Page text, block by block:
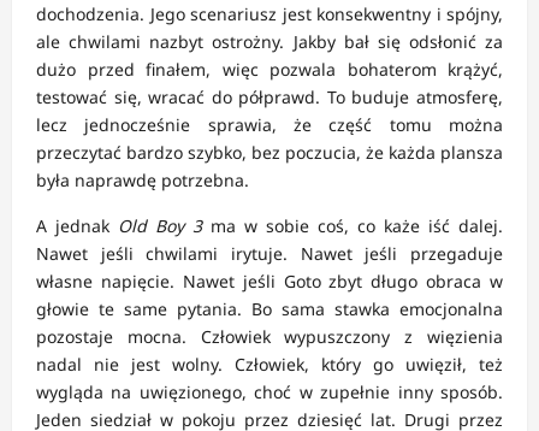
dochodzenia. Jego scenariusz jest konsekwentny i spójny,
ale chwilami nazbyt ostrożny. Jakby bał się odsłonić za
dużo przed finałem, więc pozwala bohaterom krążyć,
testować się, wracać do półprawd. To buduje atmosferę,
lecz jednocześnie sprawia, że część tomu można
przeczytać bardzo szybko, bez poczucia, że każda plansza
była naprawdę potrzebna.
A jednak Old Boy 3ma w sobie coś, co każe iść dalej.
Nawet jeśli chwilami irytuje. Nawet jeśli przegaduje
własne napięcie. Nawet jeśli Goto zbyt długo obraca w
głowie te same pytania. Bo sama stawka emocjonalna
pozostaje mocna. Człowiek wypuszczony z więzienia
nadal nie jest wolny. Człowiek, który go uwięził, też
wygląda na uwięzionego, choć w zupełnie inny sposób.
Jeden siedział w pokoju przez dziesięć lat. Drugi przez